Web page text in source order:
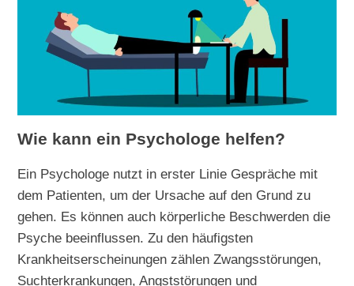
Wie kann ein Psychologe helfen?
Ein Psychologe nutzt in erster Linie Gespräche mit
dem Patienten, um der Ursache auf den Grund zu
gehen. Es können auch körperliche Beschwerden die
Psyche beeinflussen. Zu den häufigsten
Krankheitserscheinungen zählen Zwangsstörungen,
Suchterkrankungen, Angststörungen und